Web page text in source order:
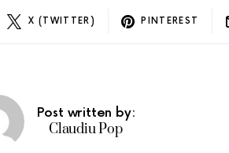
X (TWITTER) PINTEREST
Post written by:
Claudiu Pop